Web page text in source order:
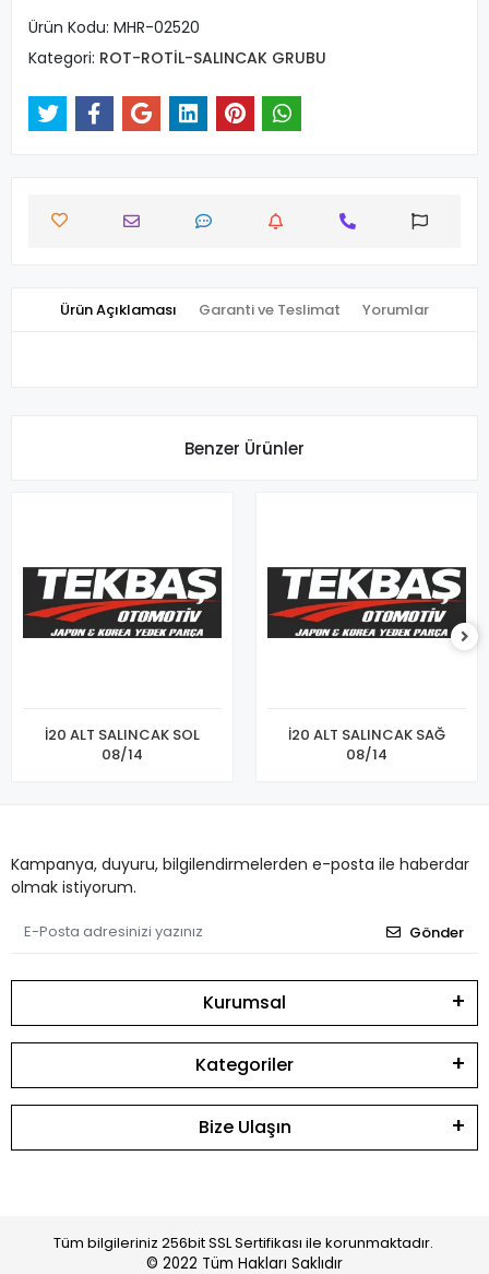
Ürün Kodu: MHR-02520
Kategori: ROT-ROTİL-SALINCAK GRUBU
Ürün Açıklaması Garanti ve Teslimat Yorumlar
Benzer Ürünler
İ20 ALT SALINCAK SOL
08/14
İ20 ALT SALINCAK SAĞ
08/14
Kampanya, duyuru, bilgilendirmelerden e-posta ile haberdar
olmak istiyorum.
Gönder
Kurumsal
Kategoriler
Bize Ulaşın
Tüm bilgileriniz 256bit SSL Sertifikası ile korunmaktadır.
© 2022 Tüm Hakları Saklıdır